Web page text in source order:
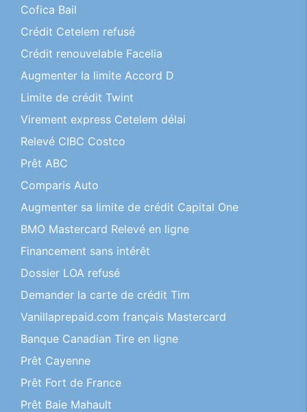
Cofica Bail
Crédit Cetelem refusé
Crédit renouvelable Facelia
Augmenter la limite Accord D
Limite de crédit Twint
Virement express Cetelem délai
Relevé CIBC Costco
Prêt ABC
Comparis Auto
Augmenter sa limite de crédit Capital One
BMO Mastercard Relevé en ligne
Financement sans intérêt
Dossier LOA refusé
Demander la carte de crédit Tim
Vanillaprepaid.com français Mastercard
Banque Canadian Tire en ligne
Prêt Cayenne
Prêt Fort de France
Prêt Baie Mahault